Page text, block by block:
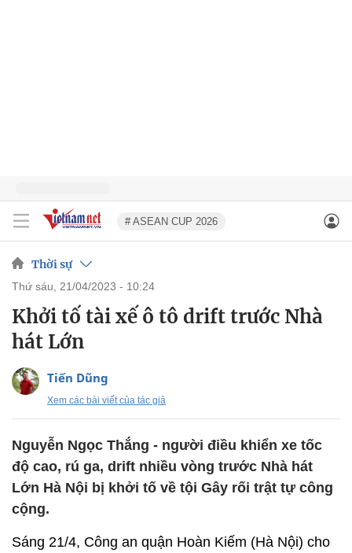
# ASEAN CUP 2026
Thời sự
thứ sáu, 21/04/2023 - 10:24
Khởi tố tài xế ô tô drift trước Nhà
hát Lớn
Tiến Dũng
Xem các bài viết của tác giả
Nguyễn Ngọc Thắng - người điều khiển xe tốc
độ cao, rú ga, drift nhiều vòng trước Nhà hát
Lớn Hà Nội bị khởi tố về tội Gây rối trật tự công
cộng.
Sáng 21/4, Công an quận Hoàn Kiếm (Hà Nội) cho